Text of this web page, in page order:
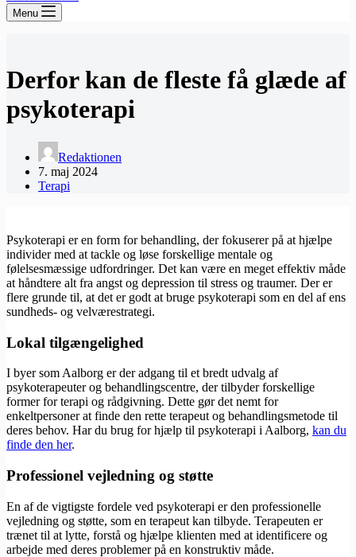
Menu
Derfor kan de fleste få glæde af
psykoterapi
Redaktionen
7. maj 2024
Terapi
Psykoterapi er en form for behandling, der fokuserer på at hjælpe
individer med at tackle og løse forskellige mentale og
følelsesmæssige udfordringer. Det kan være en meget effektiv måde
at håndtere alt fra angst og depression til stress og traumer. Der er
flere grunde til, at det er godt at bruge psykoterapi som en del af ens
sundheds- og velværestrategi.
Lokal tilgængelighed
I byer som Aalborg er der adgang til et bredt udvalg af
psykoterapeuter og behandlingscentre, der tilbyder forskellige
former for terapi og rådgivning. Dette gør det nemt for
enkeltpersoner at finde den rette terapeut og behandlingsmetode til
deres behov. Har du brug for hjælp til psykoterapi i Aalborg, kan du
finde den her.
Professionel vejledning og støtte
En af de vigtigste fordele ved psykoterapi er den professionelle
vejledning og støtte, som en terapeut kan tilbyde. Terapeuten er
trænet til at lytte, forstå og hjælpe klienten med at identificere og
arbejde med deres problemer på en konstruktiv måde.